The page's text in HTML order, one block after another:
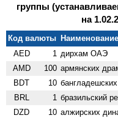
группы
на
Код валюты Наименование
AED
1 дирхам ОАЭ
AMD 100 армянских
BDT 10
BRL 1 бразильский
DZD 10 алжирских